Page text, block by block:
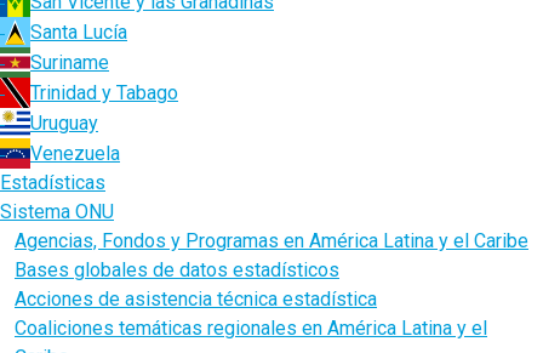
Santa Lucía
Suriname
Trinidad y Tabago
Uruguay
Venezuela
Estadísticas
Sistema ONU
Agencias, Fondos y Programas en América Latina y el Caribe
Bases globales de datos estadísticos
Acciones de asistencia técnica estadística
Coaliciones temáticas regionales en América Latina y el